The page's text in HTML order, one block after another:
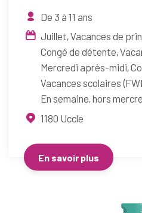
De 3 à 11 ans
Juillet Vacances de
Congé de détente
Mercredi après-midi
Vacances scolaires
En semaine, hors
1180 Uccle
En savoir plus